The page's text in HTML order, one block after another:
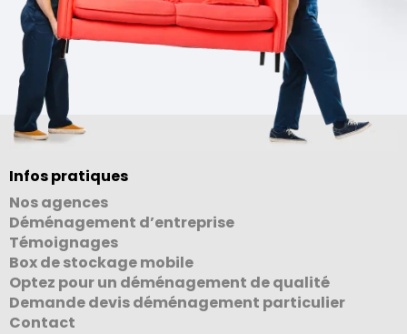
Infos pratiques
Nos agences
Déménagement d’entreprise
Témoignages
Box de stockage mobile
Optez pour un déménagement de qualité
Demande devis déménagement particulier
Contact